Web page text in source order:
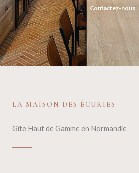
Contactez-nous
LA MAISON DES ÉCURIES
Gîte Haut de Gamme en Normandie